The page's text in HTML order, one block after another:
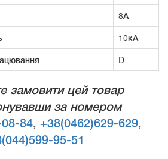
8А
10кА
D
замовити цей товар
за номером
84, +38(0462)629-629,
95-51